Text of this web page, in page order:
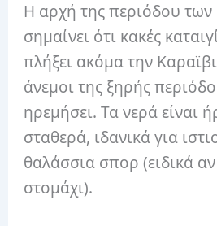
Η αρχή της περιόδου
σημαίνει ότι κακές
πλήξει ακόμα την
άνεμοι της ξηρής
ηρεμήσει. Τα νερά είναι
σταθερά, ιδανικά για
θαλάσσια σπορ (ειδικά αν
στομάχι).